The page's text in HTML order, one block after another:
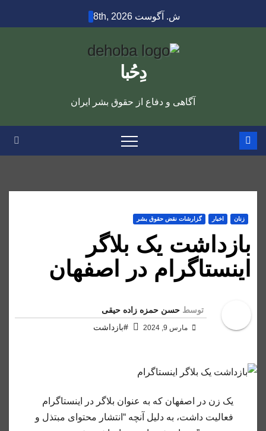
to
ش. آگوست 8th, 2026
دِحُبا
آگاهی و دفاع از حقوق بشر ایران
زنان اخبار گزارشات نقض حقوق بشر
بازداشت یک بلاگر
اینستاگرام در اصفهان
توسط حسن حمزه زاده حیقی
مارس 9, 2024 #بازداشت
یک زن در اصفهان که به عنوان بلاگر در اینستاگرام
فعالیت داشت، به دلیل آنچه “انتشار محتوای مبتذل و